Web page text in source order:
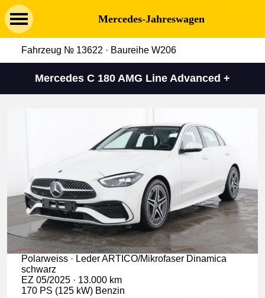
Mercedes-Jahreswagen
Fahrzeug № 13622 · Baureihe W206
Mercedes C 180 AMG Line Advanced +
Polarweiss · Leder ARTICO/Mikrofaser Dinamica
schwarz
EZ 05/2025 · 13.000 km
170 PS (125 kW) Benzin